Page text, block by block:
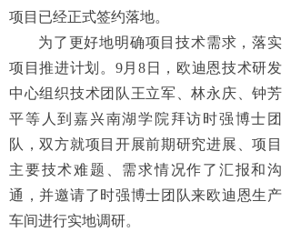
项目已经正式签约落地。
为了更好地明确项目技术需求，落实
项目推进计划。9月8日，欧迪恩技术研发
中心组织技术团队王立军、林永庆、钟芳
平等人到嘉兴南湖学院拜访时强博士团
队，双方就项目开展前期研究进展、项目
主要技术难题、需求情况作了汇报和沟
通，并邀请了时强博士团队来欧迪恩生产
车间进行实地调研。